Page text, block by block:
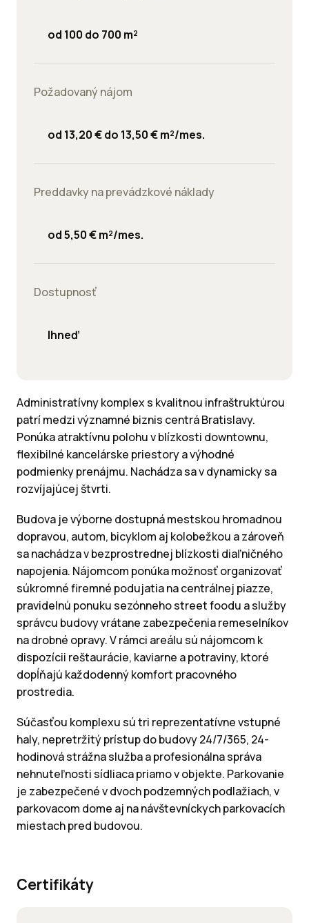
od 100 do 700 m²
Požadovaný nájom
od 13,20 € do 13,50 € m²/mes.
Preddavky na prevádzkové náklady
od 5,50 € m²/mes.
Dostupnosť
Ihneď
Administratívny komplex s kvalitnou infraštruktúrou
patrí medzi významné biznis centrá Bratislavy.
Ponúka atraktívnu polohu v blízkosti downtownu,
flexibilné kancelárske priestory a výhodné
podmienky prenájmu. Nachádza sa v dynamicky sa
rozvíjajúcej štvrti.
Budova je výborne dostupná mestskou hromadnou
dopravou, autom, bicyklom aj kolobežkou a zároveň
sa nachádza v bezprostrednej blízkosti diaľničného
napojenia. Nájomcom ponúka možnosť organizovať
súkromné firemné podujatia na centrálnej piazze,
pravidelnú ponuku sezónneho street foodu a služby
správcu budovy vrátane zabezpečenia remeselníkov
na drobné opravy. V rámci areálu sú nájomcom k
dispozícii reštaurácie, kaviarne a potraviny, ktoré
dopĺňajú každodenný komfort pracovného
prostredia.
Súčasťou komplexu sú tri reprezentatívne vstupné
haly, nepretržitý prístup do budovy 24/7/365, 24-
hodinová strážna služba a profesionálna správa
nehnuteľnosti sídliaca priamo v objekte. Parkovanie
je zabezpečené v dvoch podzemných podlažiach, v
parkovacom dome aj na návštevníckych parkovacích
miestach pred budovou.
Certifikáty